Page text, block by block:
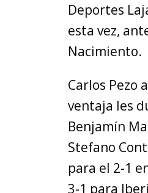
Deportes
esta vez,
Nacimiento.
Carlos Pezo
ventaja les
Benjamín
Stefano
para el 2-1
3-1 para